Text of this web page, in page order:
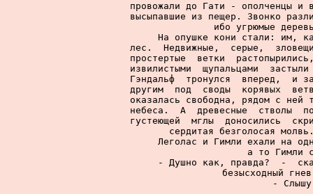
провожали до Гати - ополченцы
высыпавшие из пещер. Звонко
ибо угрюмые
На опушке кони стали: им,
лес.  Недвижные,  серые,
простертые  ветки
извилистыми  щупальцами
Гэндальф  тронулся  вперед,  и
другим  под  своды  корявых
оказалась свободна, рядом с ней
небеса.  А  древесные  стволы
густеющей  мглы  доносились
сердитая безголосая
Леголас и Гимли ехали на
а то Гимли
- Душно как, правда?  -
безысходный
-